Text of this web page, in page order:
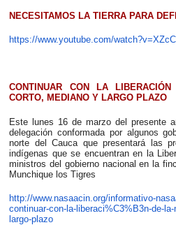
NECESITAMOS LA TIERRA PARA
https://www.youtube.com/
CONTINUAR CON LA
CORTO, MEDIANO Y LARGO PLAZO
Este lunes 16 de marzo del presente
delegación conformada por algunos
norte del Cauca que presentará las
indígenas que se encuentran en la
ministros del gobierno nacional en la
Munchique los Tigres
http://www.nasaacin.org/informativo-
continuar-con-la-liberaci%C3%B3n-de-
largo-plazo